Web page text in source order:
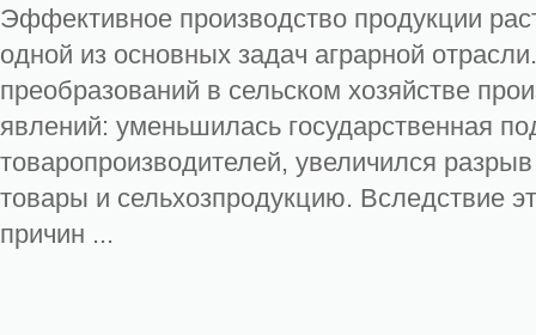
Эффективное производство продукции
одной из основных задач аграрной
преобразований в сельском хозяйстве
явлений: уменьшилась государственная
товаропроизводителей, увеличился
товары и сельхозпродукцию. Вследствие
причин ...